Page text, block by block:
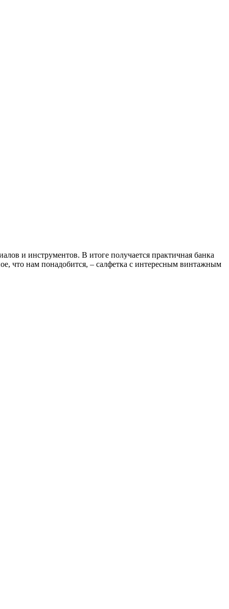
и инструментов. В итоге получается практичная банка
что нам понадобится, – салфетка с интересным винтажным